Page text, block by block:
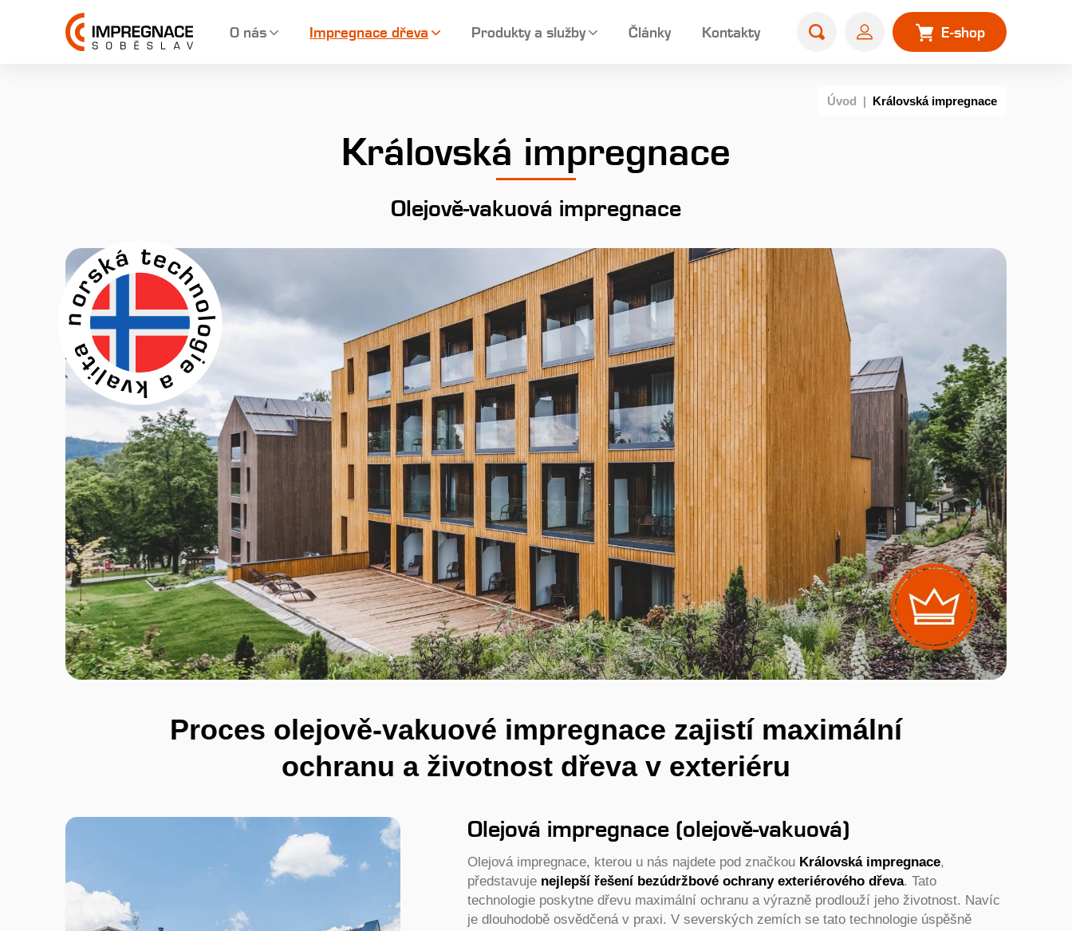
O nás Impregnace dřeva Produkty a služby Články Kontakty E-shop
Úvod | Královská impregnace
Královská impregnace
Olejově-vakuová impregnace
Proces olejově-vakuové impregnace zajistí maximální
ochranu a životnost dřeva v exteriéru
Olejová impregnace (olejově-vakuová)
Olejová impregnace, kterou u nás najdete pod značkou Královská impregnace,
představuje nejlepší řešení bezúdržbové ochrany exteriérového dřeva. Tato
technologie poskytne dřevu maximální ochranu a výrazně prodlouží jeho životnost. Navíc
je dlouhodobě osvědčená v praxi. V severských zemích se tato technologie úspěšně